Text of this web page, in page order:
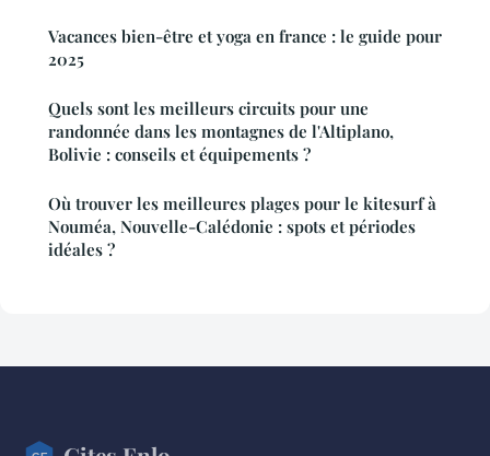
Vacances bien-être et yoga en france : le guide pour
2025
Quels sont les meilleurs circuits pour une
randonnée dans les montagnes de l'Altiplano,
Bolivie : conseils et équipements ?
Où trouver les meilleures plages pour le kitesurf à
Nouméa, Nouvelle-Calédonie : spots et périodes
idéales ?